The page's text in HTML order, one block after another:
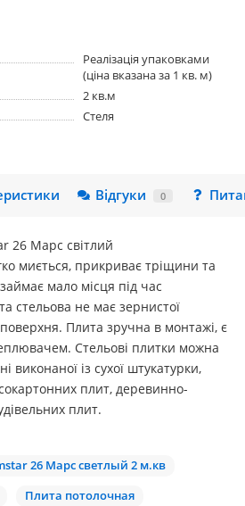
Реалізація упаковками
(ціна вказана за 1 кв. м)
2 кв.м
Стеля
Відгуки 0
26 Марс світлий
миється, прикриває тріщини та
мало місця під час
стельова не має зернистої
поверхня. Плита зручна в монтажі, є
Стельові плитки можна
виконаної із сухої штукатурки,
плит, деревинно-
плит.
26 Марс светлый 2 м.кв
Плита потолочная